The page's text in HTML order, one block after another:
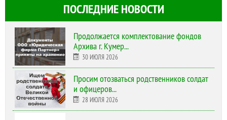
ПОСЛЕДНИЕ НОВОСТИ
Продолжается комплектование фондов
Архива г. Кумер...
30 ИЮЛЯ 2026
Просим отозваться родственников солдат
и офицеров...
28 ИЮЛЯ 2026